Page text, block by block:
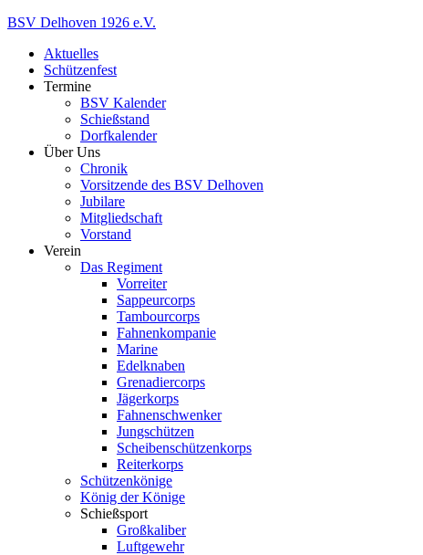
BSV Delhoven 1926 e.V.
Aktuelles
Schützenfest
Termine
BSV Kalender
Schießstand
Dorfkalender
Über Uns
Chronik
Vorsitzende des BSV Delhoven
Jubilare
Mitgliedschaft
Vorstand
Verein
Das Regiment
Vorreiter
Sappeurcorps
Tambourcorps
Fahnenkompanie
Marine
Edelknaben
Grenadiercorps
Jägerkorps
Fahnenschwenker
Jungschützen
Scheibenschützenkorps
Reiterkorps
Schützenkönige
König der Könige
Schießsport
Großkaliber
Luftgewehr